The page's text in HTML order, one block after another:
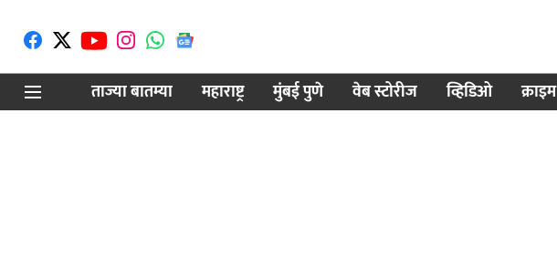
ताज्या बातम्या
महाराष्ट्र मुंबई पुणे वेब स्टोरीज व्हिडिओ क्राइम